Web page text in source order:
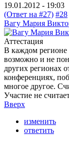
19.01.2012 - 19:03
(Ответ на #27) #28
Вагу Мария
Аттестация
В каждом регионе
возможно и не
других регионах
конференциях,
многое другое.
Участие не
Вверх
изменить
ответить